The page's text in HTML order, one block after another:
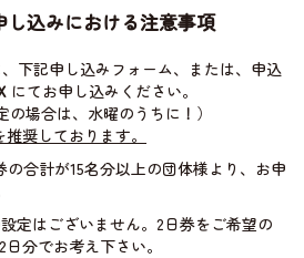
込みにおける注意事項
下記申し込みフォーム、または、申込
にてお申し込みください。
の場合は、水曜のうちに！）
奨しております。
の合計が15名分以上の団体様より、お申
定はございません。2日券をご希望の
分でお考え下さい。